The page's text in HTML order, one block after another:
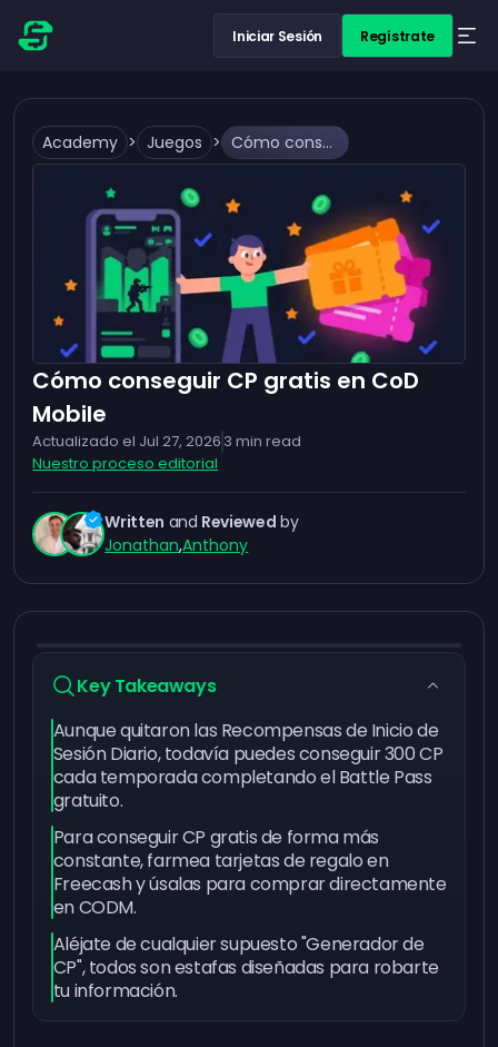
Iniciar Sesión Regístrate
Academy > Juegos > Cómo conseguir CP gratis en CoD Mobile
Cómo conseguir CP gratis en CoD
Mobile
Actualizado el Jul 27, 2026 3 min read
Nuestro proceso editorial
Written and Reviewed by
Jonathan,Anthony
Key Takeaways
Aunque quitaron las Recompensas de Inicio de
Sesión Diario, todavía puedes conseguir 300 CP
cada temporada completando el Battle Pass
gratuito.
Para conseguir CP gratis de forma más
constante, farmea tarjetas de regalo en
Freecash y úsalas para comprar directamente
en CODM.
Aléjate de cualquier supuesto "Generador de
CP", todos son estafas diseñadas para robarte
tu información.